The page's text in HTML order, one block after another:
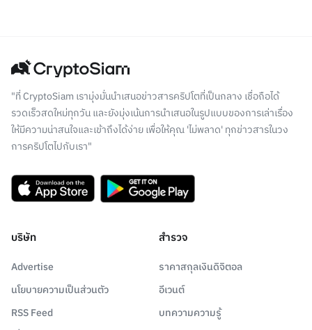
"ที่ CryptoSiam เรามุ่งมั่นนำเสนอข่าวสารคริปโตที่เป็นกลาง เชื่อถือได้
รวดเร็วสดใหม่ทุกวัน และยังมุ่งเน้นการนำเสนอในรูปแบบของการเล่าเรื่อง
ให้มีความน่าสนใจและเข้าถึงได้ง่าย เพื่อให้คุณ 'ไม่พลาด' ทุกข่าวสารในวง
การคริปโตไปกับเรา"
บริษัท
Advertise
นโยบายความเป็นส่วนตัว
RSS Feed
สำรวจ
ราคาสกุลเงินดิจิตอล
อีเวนต์
บทความความรู้